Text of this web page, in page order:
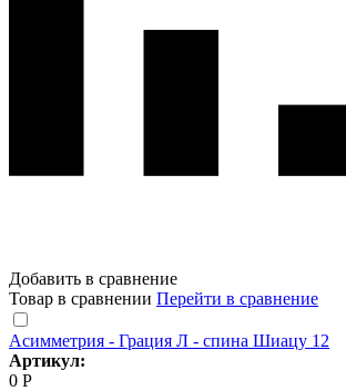
Добавить в сравнение
Товар в сравнении Перейти в сравнение
Асимметрия - Грация Л - спина Шиацу 12
Артикул:
0 Р